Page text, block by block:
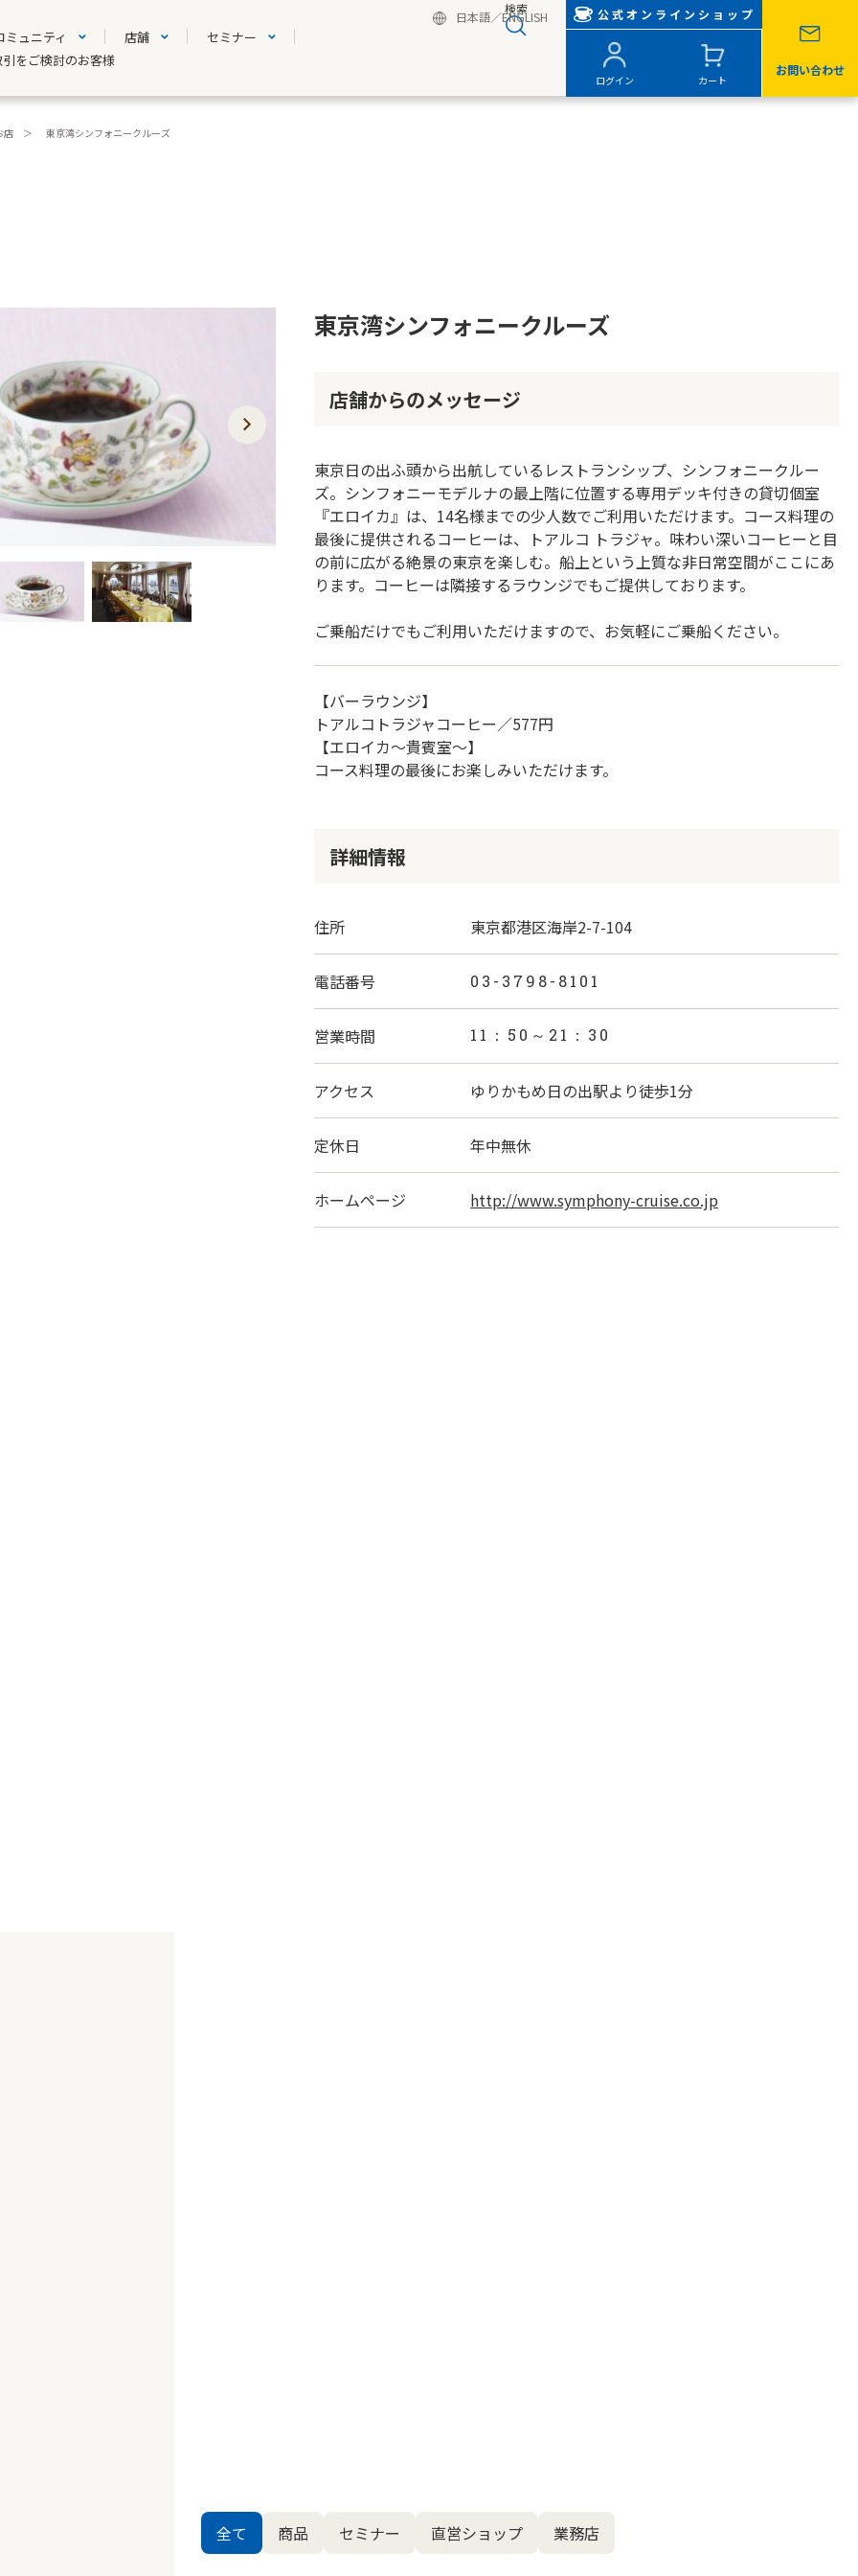
ミュニティ 店舗
セミナー
をご検討のお客様
日本語／ENGLISH
検索 公式オンラインショップ
ログイン カート
お問い合わせ
店 東京湾シンフォニークルーズ
東京湾シンフォニークルーズ
店舗からのメッセージ
東京日の出ふ頭から出航しているレストランシップ、シンフォニークルー
ズ。シンフォニーモデルナの最上階に位置する専用デッキ付きの貸切個室
『エロイカ』は、14名様までの少人数でご利用いただけます。コース料理の
最後に提供されるコーヒーは、トアルコ トラジャ。味わい深いコーヒーと目
の前に広がる絶景の東京を楽しむ。船上という上質な非日常空間がここにあ
ります。コーヒーは隣接するラウンジでもご提供しております。
ご乗船だけでもご利用いただけますので、お気軽にご乗船ください。
【バーラウンジ】
トアルコトラジャコーヒー／577円
【エロイカ～貴賓室～】
コース料理の最後にお楽しみいただけます。
詳細情報
住所 東京都港区海岸2-7-104
電話番号 03-3798-8101
営業時間 11：50～21：30
アクセス ゆりかもめ日の出駅より徒歩1分
定休日 年中無休
ホームページ http://www.symphony-cruise.co.jp
全て 商品 セミナー 直営ショップ 業務店